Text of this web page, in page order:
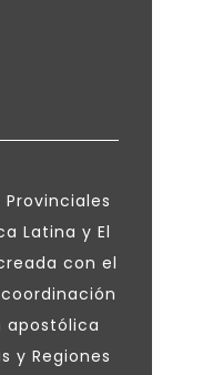
Latina y El
con el
apostólica
y Regiones